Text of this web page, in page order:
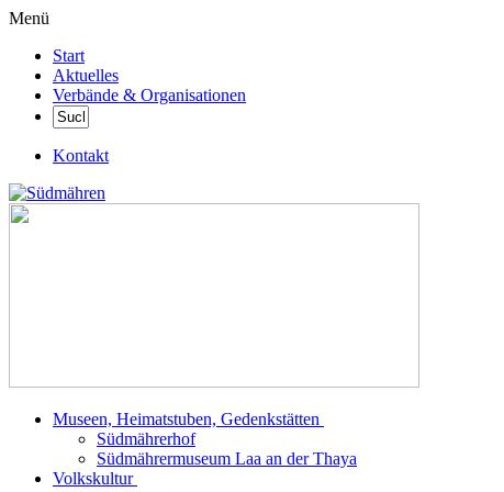
Menü
Start
Aktuelles
Verbände & Organisationen
Kontakt
Museen, Heimatstuben, Gedenkstätten
Südmährerhof
Südmährermuseum Laa an der Thaya
Volkskultur